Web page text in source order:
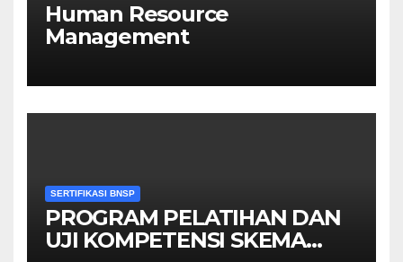
Human Resource
Management
SERTIFIKASI BNSP
PROGRAM PELATIHAN DAN
UJI KOMPETENSI SKEMA